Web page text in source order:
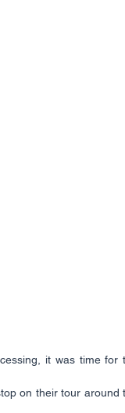
it was time for
on their tour around